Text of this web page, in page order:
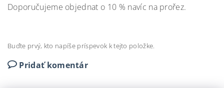
Doporučujeme objednat o 10 % navíc na prořez.
Buďte prvý, kto napíše príspevok k tejto položke.
Pridať komentár